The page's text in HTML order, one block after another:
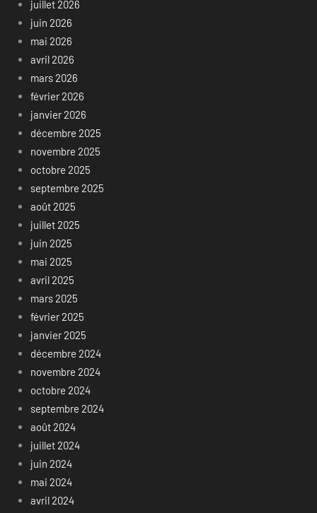
juillet 2026
juin 2026
mai 2026
avril 2026
mars 2026
février 2026
janvier 2026
décembre 2025
novembre 2025
octobre 2025
septembre 2025
août 2025
juillet 2025
juin 2025
mai 2025
avril 2025
mars 2025
février 2025
janvier 2025
décembre 2024
novembre 2024
octobre 2024
septembre 2024
août 2024
juillet 2024
juin 2024
mai 2024
avril 2024